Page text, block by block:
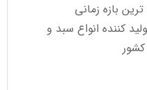
بازه زمانی
کننده انواع سبد و